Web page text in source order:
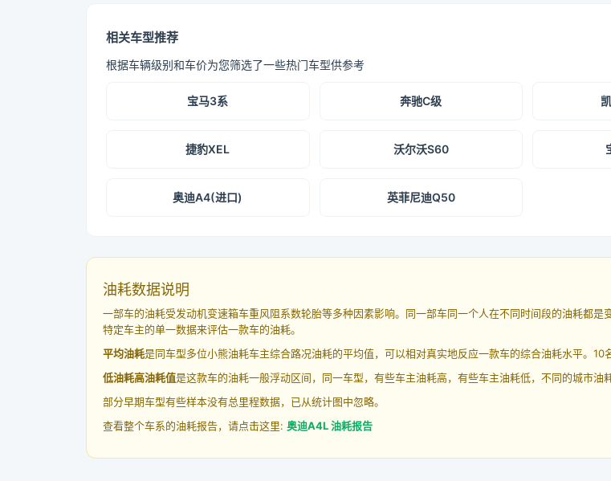
相关车型推荐
根据车辆级别和车价为您筛选了一些热门车型供参考
宝马3系 奔驰C级
捷豹XEL 沃尔沃S60
奥迪A4(进口) 英菲尼迪Q50
油耗数据说明
一部车的油耗受发动机变速箱车重风阻系数轮胎等多种因素影响。同一部车同一个人在不同时间段的油耗都
特定车主的单一数据来评估一款车的油耗。
平均油耗是同车型多位小熊油耗车主综合路况油耗的平均值，可以相对真实地反应一款车的综合油耗水平。10
低油耗高油耗值是这款车的油耗一般浮动区间，同一车型，有些车主油耗高，有些车主油耗低，不同的城市油
部分早期车型有些样本没有总里程数据，已从统计图中忽略。
查看整个车系的油耗报告，请点击这里: 奥迪A4L 油耗报告